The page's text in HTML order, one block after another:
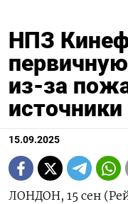
НПЗ
из-за
источники
15.09.2025
ЛОНДОН, 15 сен